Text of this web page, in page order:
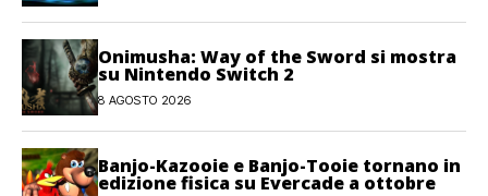
Onimusha: Way of the Sword si mostra
su Nintendo Switch 2
8 AGOSTO 2026
Banjo-Kazooie e Banjo-Tooie tornano in
edizione fisica su Evercade a ottobre